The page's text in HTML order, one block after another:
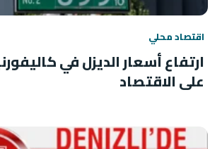
اقتصاد محلي
ارتفاع أسعار الديزل في
على الاقتصاد